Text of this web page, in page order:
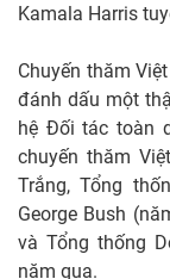
Kamala Harris
Chuyến thăm
đánh dấu một
hệ Đối tác toàn
chuyến thăm
Trắng, Tổng
George Bush
và Tổng thống
năm qua.